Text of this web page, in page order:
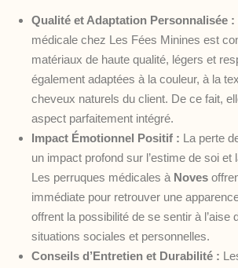
Qualité et Adaptation Personnalisée :
médicale chez Les Fées Minines est
matériaux de haute qualité, légers et
également adaptées à la couleur, à la
cheveux naturels du client. De ce fait,
aspect parfaitement intégré.
Impact Émotionnel Positif : La perte
un impact profond sur l’estime de soi et
Les perruques médicales à Noves
immédiate pour retrouver une
offrent la possibilité de se sentir à l’aise
situations sociales et personnelles.
Conseils d’Entretien et Durabilité :